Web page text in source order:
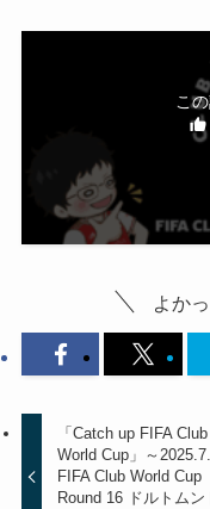
こ
よか
「Catch up FIFA Club
World Cup」～
FIFA Club World Cup
Round 16 ドルトムン